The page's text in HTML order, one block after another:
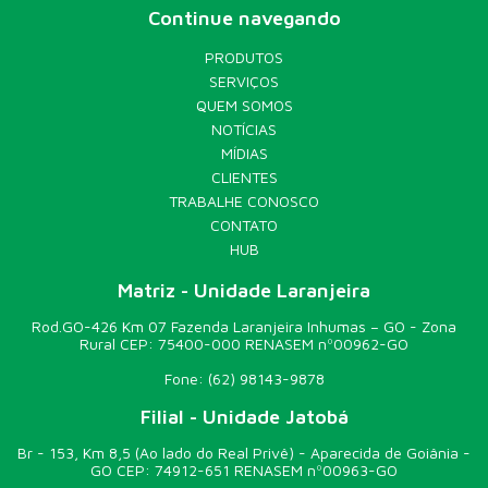
épocas do ano, seja pela plantação ou pelos restos
deixados por ela, impedindo o escoamento de nutrientes e
conservando a infiltração de água nas camadas do solo por
vegetais e restos de culturas, correspondente a uma
camada grossa de aproximadamente 15 cm de espessura.
Essa cobertura tem a finalidade de proteger o solo contra a
erosão e ervas daninhas. Dessa maneira, é possível
conservar a umidade, melhorar a fertilidade e mantê-lo em
uma temperatura adequada. Agora que você sabe mais
serviços da Plante Roots Viveiro Ambiental. Acesse nosso
site e conheça nossos serviços.
Continue navegando
PRODUTOS
SERVIÇOS
QUEM SOMOS
NOTÍCIAS
MÍDIAS
CLIENTES
TRABALHE CONOSCO
CONTATO
HUB
Matriz - Unidade Laranjeira
Rod.GO-426 Km 07 Fazenda Laranjeira Inhumas – GO - Zona
Rural CEP: 75400-000 RENASEM nº00962-GO
Fone: (62) 98143-9878
Filial - Unidade Jatobá
Br - 153, Km 8,5 (Ao lado do Real Privê) - Aparecida de Goiânia -
GO CEP: 74912-651 RENASEM nº00963-GO